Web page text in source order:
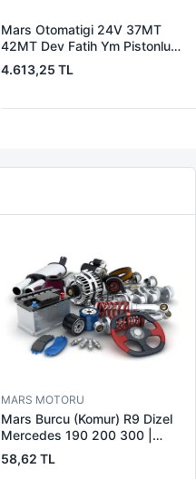
Mars Otomatigi 24V 37MT
42MT Dev Fatih Ym Pistonlu
Bmc Profesyonel Catterpiller Is
Makinasi | ZM 0361 | OEM
4.613,25 TL
MARS MOTORU
Mars Burcu (Komur) R9 Dizel
Mercedes 190 200 300 |
GOVA B047
58,62 TL